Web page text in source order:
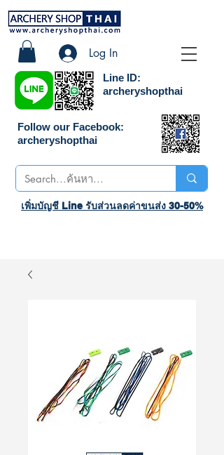
Line ID:
archeryshopthai
Log In
Follow our Facebook:
archeryshopthai
เพิ่มบัญชี Line รับส่วนลดค่าขนส่ง 30-50%